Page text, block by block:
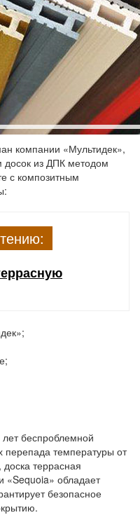
компании «Мультидек»,
досок из ДПК методом
с композитным
лет беспроблемной
перепада температуры от
террасная
«Sequoia» обладает
безопасное